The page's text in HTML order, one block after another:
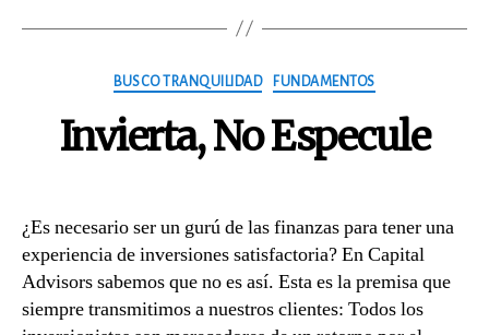
Categories
BUSCO TRANQUILIDAD FUNDAMENTOS
Invierta, No Especule
¿Es necesario ser un gurú de las finanzas para tener una
experiencia de inversiones satisfactoria? En Capital
Advisors sabemos que no es así. Esta es la premisa que
siempre transmitimos a nuestros clientes: Todos los